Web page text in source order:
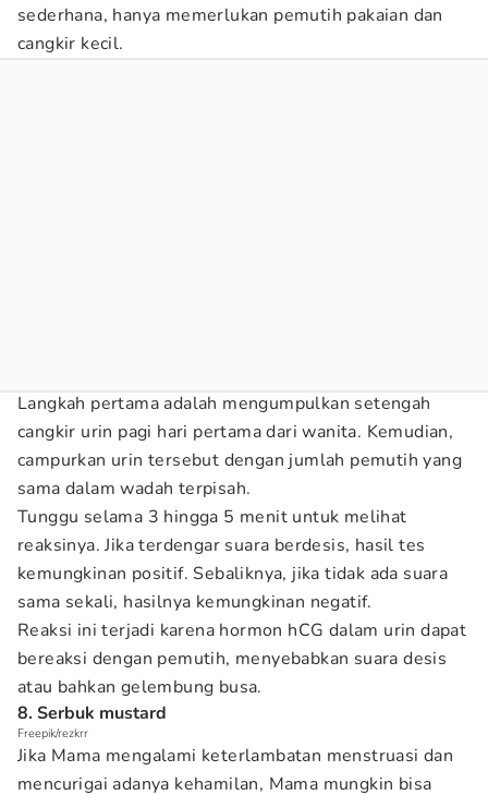
sederhana, hanya memerlukan pemutih pakaian dan
cangkir kecil.
Langkah pertama adalah mengumpulkan setengah
cangkir urin pagi hari pertama dari wanita. Kemudian,
campurkan urin tersebut dengan jumlah pemutih yang
sama dalam wadah terpisah.
Tunggu selama 3 hingga 5 menit untuk melihat
reaksinya. Jika terdengar suara berdesis, hasil tes
kemungkinan positif. Sebaliknya, jika tidak ada suara
sama sekali, hasilnya kemungkinan negatif.
Reaksi ini terjadi karena hormon hCG dalam urin dapat
bereaksi dengan pemutih, menyebabkan suara desis
atau bahkan gelembung busa.
8. Serbuk mustard
Freepik/rezkrr
Jika Mama mengalami keterlambatan menstruasi dan
mencurigai adanya kehamilan, Mama mungkin bisa